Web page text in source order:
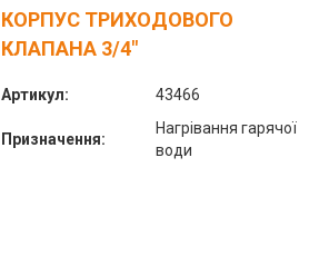
КОРПУС ТРИХОДОВОГО
КЛАПАНА 3/4"
Артикул: 43466
Призначення:
Нагрівання гарячої
води